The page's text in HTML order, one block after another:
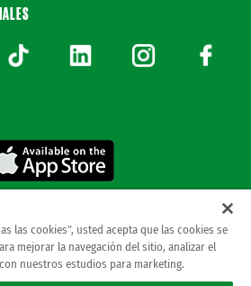
ブサイトは唯一のレアル・ベティス・バロン
無断複製禁止。.
las cookies”, usted acepta que las cookies se
mejorar la navegación del sitio, analizar el
nuestros estudios para marketing.